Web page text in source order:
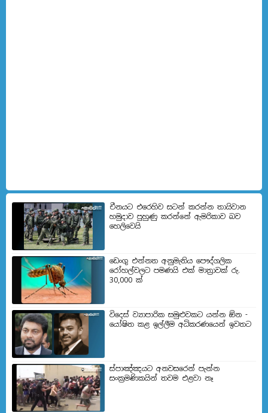
චීනයට එරෙහිව සටන් කරන්න තායිවාන
හමුදාව පුහුණු කරන්නේ ඇමරිකාව බව
හෙලිවෙයි
ඩෙංගු එන්නත අනුමැතිය පෞද්ගලික
රෝහල්වලට පමණයි එක් මාත්‍රාවක් රු.
30,000 ක්
විදෙස් ව්‍යාපාරික සමුළුවකට යන්න ඕන -
යෝෂිත කළ ඉල්ලීම අධිකරණයෙන් ඉවතට
ස්පාඤ්ඤයට අනවසරෙන් පැන්න
සංක්‍රමණිකයින් තවම එළවා නෑ